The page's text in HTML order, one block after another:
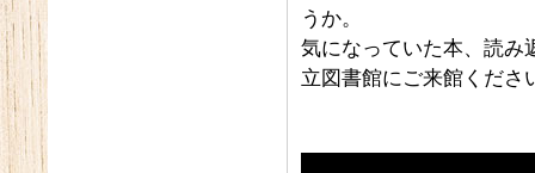
うか。
気になっていた本、読み
立図書館にご来館くださ